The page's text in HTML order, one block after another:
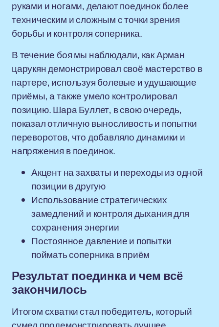
руками и ногами, делают поединок более
техническим и сложным с точки зрения
борьбы и контроля соперника.
В течение боя мы наблюдали, как Арман
царукян демонстрировал своё мастерство в
партере, используя болевые и удушающие
приёмы, а также умело контролировал
позицию. Шара Буллет, в свою очередь,
показал отличную выносливость и попытки
переворотов, что добавляло динамики и
напряжения в поединок.
Акцент на захваты и переходы из одной
позиции в другую
Использование стратегических
замедлений и контроля дыхания для
сохранения энергии
Постоянное давление и попытки
поймать соперника в приём
Результат поединка и чем всё
закончилось
Итогом схватки стал победитель, который